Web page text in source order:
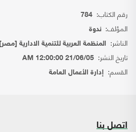
رقم الكتاب: 784
المؤلف: ندوة
الناشر: المنظمة العربية للتنمية الادارية [مصر]
تاريخ النشر: 21/06/05 12:00:00 AM
القسم: إدارة الأعمال العامة
اتصل بنا